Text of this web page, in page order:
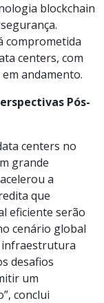
blockchain
comprometida
centers, com
andamento.
Pós-
centers no
grande
a
que
eficiente serão
cenário global
infraestrutura
desafios
um
conclui